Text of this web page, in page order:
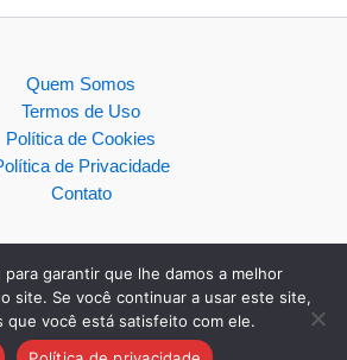
Quem Somos
Termos de Uso
Política de Cookies
de Privacidade
Contato
Copyright © 2026
para garantir que lhe damos a melhor
site. Se você continuar a usar este site,
que você está satisfeito com ele.